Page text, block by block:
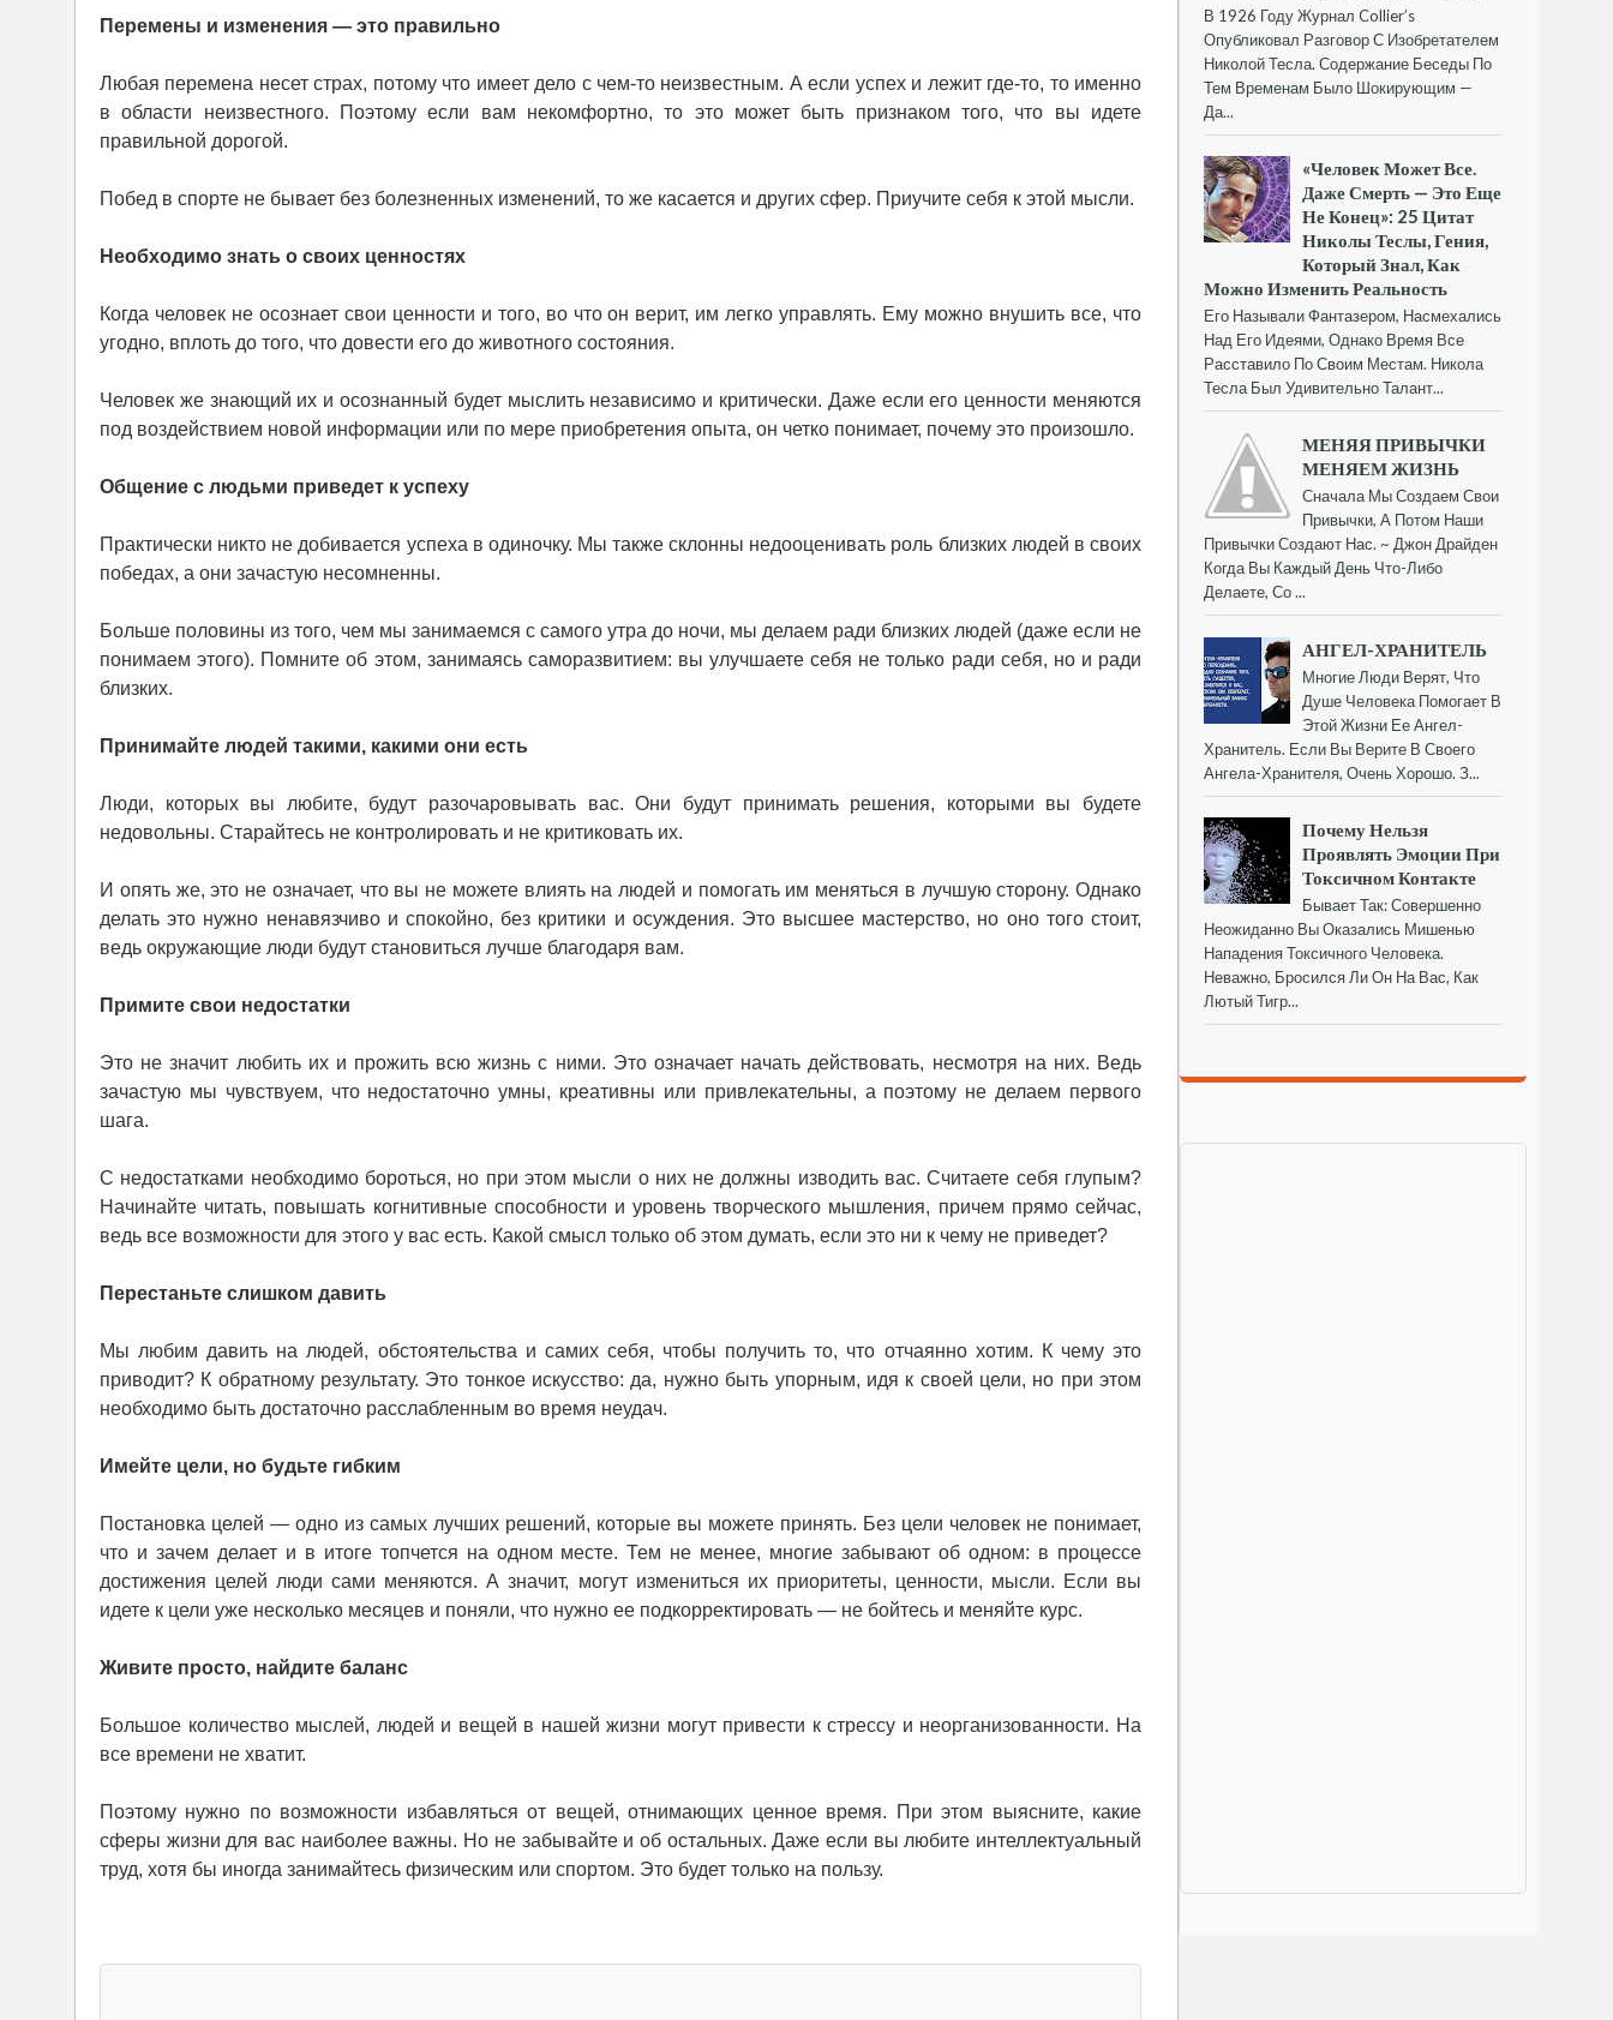
Перемены и изменения — это правильно
Любая перемена несет страх, потому что имеет дело с чем-то неизвестным. А если успех и лежит где-то, то именно
в области неизвестного. Поэтому если вам некомфортно, то это может быть признаком того, что вы идете
правильной дорогой.
Побед в спорте не бывает без болезненных изменений, то же касается и других сфер. Приучите себя к этой мысли.
Необходимо знать о своих ценностях
Когда человек не осознает свои ценности и того, во что он верит, им легко управлять. Ему можно внушить все, что
угодно, вплоть до того, что довести его до животного состояния.
Человек же знающий их и осознанный будет мыслить независимо и критически. Даже если его ценности меняются
под воздействием новой информации или по мере приобретения опыта, он четко понимает, почему это произошло.
Общение с людьми приведет к успеху
Практически никто не добивается успеха в одиночку. Мы также склонны недооценивать роль близких людей в своих
победах, а они зачастую несомненны.
Больше половины из того, чем мы занимаемся с самого утра до ночи, мы делаем ради близких людей (даже если не
понимаем этого). Помните об этом, занимаясь саморазвитием: вы улучшаете себя не только ради себя, но и ради
близких.
Принимайте людей такими, какими они есть
Люди, которых вы любите, будут разочаровывать вас. Они будут принимать решения, которыми вы будете
недовольны. Старайтесь не контролировать и не критиковать их.
И опять же, это не означает, что вы не можете влиять на людей и помогать им меняться в лучшую сторону. Однако
делать это нужно ненавязчиво и спокойно, без критики и осуждения. Это высшее мастерство, но оно того стоит,
ведь окружающие люди будут становиться лучше благодаря вам.
Примите свои недостатки
Это не значит любить их и прожить всю жизнь с ними. Это означает начать действовать, несмотря на них. Ведь
зачастую мы чувствуем, что недостаточно умны, креативны или привлекательны, а поэтому не делаем первого
шага.
С недостатками необходимо бороться, но при этом мысли о них не должны изводить вас. Считаете себя глупым?
Начинайте читать, повышать когнитивные способности и уровень творческого мышления, причем прямо сейчас,
ведь все возможности для этого у вас есть. Какой смысл только об этом думать, если это ни к чему не приведет?
Перестаньте слишком давить
Мы любим давить на людей, обстоятельства и самих себя, чтобы получить то, что отчаянно хотим. К чему это
приводит? К обратному результату. Это тонкое искусство: да, нужно быть упорным, идя к своей цели, но при этом
необходимо быть достаточно расслабленным во время неудач.
Имейте цели, но будьте гибким
Постановка целей — одно из самых лучших решений, которые вы можете принять. Без цели человек не понимает,
что и зачем делает и в итоге топчется на одном месте. Тем не менее, многие забывают об одном: в процессе
достижения целей люди сами меняются. А значит, могут измениться их приоритеты, ценности, мысли. Если вы
идете к цели уже несколько месяцев и поняли, что нужно ее подкорректировать — не бойтесь и меняйте курс.
Живите просто, найдите баланс
Большое количество мыслей, людей и вещей в нашей жизни могут привести к стрессу и неорганизованности. На
все времени не хватит.
Поэтому нужно по возможности избавляться от вещей, отнимающих ценное время. При этом выясните, какие
сферы жизни для вас наиболее важны. Но не забывайте и об остальных. Даже если вы любите интеллектуальный
труд, хотя бы иногда занимайтесь физическим или спортом. Это будет только на пользу.
В 1926 Году Журнал Collier’s
Опубликовал Разговор С Изобретателем
Николой Тесла. Содержание Беседы По
Тем Временам Было Шокирующим —
Да...
«Человек Может Все.
Даже Смерть — Это Еще
Не Конец»: 25 Цитат
Николы Теслы, Гения,
Который Знал, Как
Можно Изменить Реальность
Его Называли Фантазером, Насмехались
Над Его Идеями, Однако Время Все
Расставило По Своим Местам. Никола
Тесла Был Удивительно Талант...
МЕНЯЯ ПРИВЫЧКИ
МЕНЯЕМ ЖИЗНЬ
Сначала Мы Создаем Свои
Привычки, А Потом Наши
Привычки Создают Нас. ~ Джон Драйден
Когда Вы Каждый День Что-Либо
Делаете, Со ...
АНГЕЛ-ХРАНИТЕЛЬ
Многие Люди Верят, Что
Душе Человека Помогает В
Этой Жизни Ее Ангел-
Хранитель. Если Вы Верите В Своего
Ангела-Хранителя, Очень Хорошо. З...
Почему Нельзя
Проявлять Эмоции При
Токсичном Контакте
Бывает Так: Совершенно
Неожиданно Вы Оказались Мишенью
Нападения Токсичного Человека.
Неважно, Бросился Ли Он На Вас, Как
Лютый Тигр...